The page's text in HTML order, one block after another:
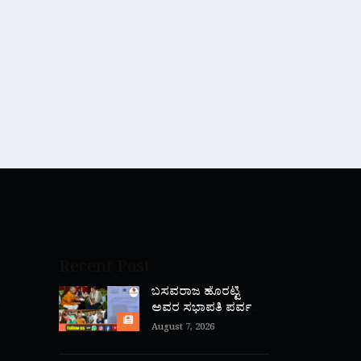
ಬಸವರಾಜ ಹೊರಟ್ಟಿ
ಅವರ ಸಭಾಪತಿ ಪರ್ವ
ಅಂತ್ಯ
August 7, 2026